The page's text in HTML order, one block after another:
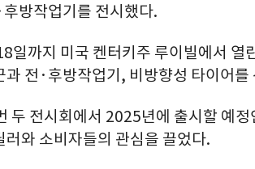
방작업기를 전시했다.
일까지 미국 켄터키주 루이빌에서
과 전·후방작업기, 비방향성 타이어를
두 전시회에서 2025년에 출시할 예
러와 소비자들의 관심을 끌었다.